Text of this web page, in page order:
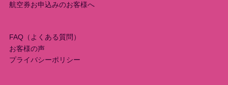
航空券お申込みのお客様へ
FAQ（よくある質問）
お客様の声
プライバシーポリシー